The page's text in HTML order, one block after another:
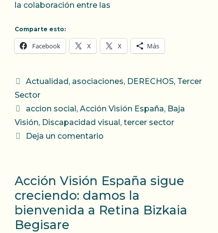
la colaboración entre las
Comparte esto:
Facebook X X Más
Categorías
Actualidad , asociaciones, DERECHOS, Tercer
Sector
Etiquetas
accion social , Acción Visión España, Baja
Visión, Discapacidad visual , tercer sector
Deja un comentario
Acción Visión España sigue
creciendo: damos la
bienvenida a Retina Bizkaia
Begisare